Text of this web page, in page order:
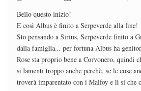
Bello questo inizio!
E così Albus è finito a Serpeverde alla fine!
Sto pensando a Sirius, Serpeverde finito a
dalla famiglia... per fortuna Albus ha
Rose sta proprio bene a Corvonero, quindi
si lamenti troppo anche perchè, se le cose
troverà imparentato con i Malfoy e lì si che